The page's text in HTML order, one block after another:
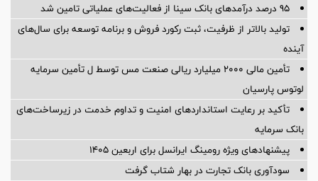
95 درصد درآمدهای بانک سینا از فعالیت‌های عملیاتی تامین شد
تولید بالاتر از ظرفیت، ثبت رکورد فروش و برنامه توسعه برای سال‌های
آینده
تأمین مالی 2000 میلیارد ریالی صنعت مس توسط ل تأمین سرمایه
لوتوس پارسیان
تأکید بر رعایت استانداردهای امنیت و تداوم خدمت در زیرساخت‌های
بانک سرمایه
پیشنهادهای ویژه رومینگ ایرانسل برای اربعین ۱۴۰۵
سودآوری بانک تجارت در بهار شتاب گرفت